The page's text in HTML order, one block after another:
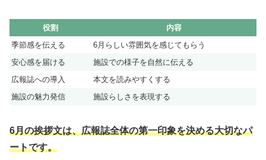
役割
内容
季節感を伝える
6月らしい雰囲気を感じてもらう
安心感を届ける
施設での様子を自然に伝える
広報誌への導入
本文を読みやすくする
施設の魅力発信
施設らしさを表現する
6月の挨拶文は、広報誌全体の第一印象を決める大切なパ
ートです。